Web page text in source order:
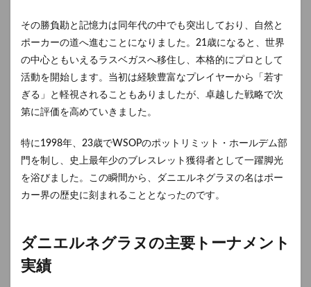
その勝負勘と記憶力は同年代の中でも突出しており、自然と
ポーカーの道へ進むことになりました。21歳になると、世界
の中心ともいえるラスベガスへ移住し、本格的にプロとして
活動を開始します。当初は経験豊富なプレイヤーから「若す
ぎる」と軽視されることもありましたが、卓越した戦略で次
第に評価を高めていきました。
特に1998年、23歳でWSOPのポットリミット・ホールデム部
門を制し、史上最年少のブレスレット獲得者として一躍脚光
を浴びました。この瞬間から、ダニエルネグラヌの名はポー
カー界の歴史に刻まれることとなったのです。
ダニエルネグラヌの主要トーナメント
実績